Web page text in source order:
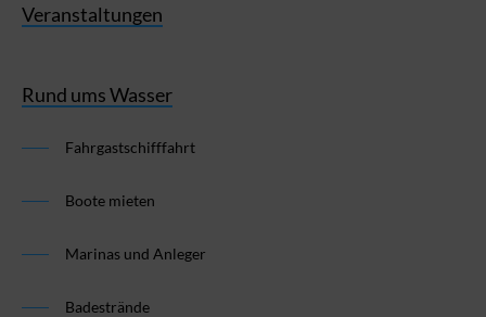
Veranstaltungen
Rund ums Wasser
Fahrgastschifffahrt
Boote mieten
Marinas und Anleger
Badestrände